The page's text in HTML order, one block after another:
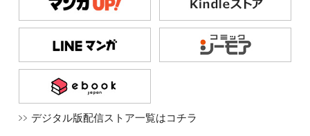
デジタル版配信ストア一覧はコチラ